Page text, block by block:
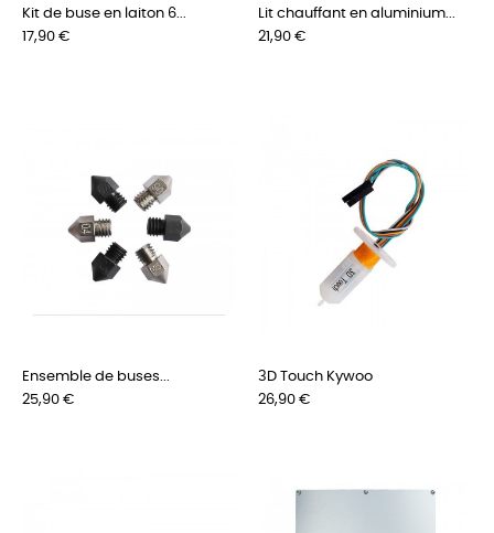
Kit de buse en laiton 6...
Prix
17,90 €
Lit chauffant en aluminium...
Prix
21,90 €
Ensemble de buses...
Prix
25,90 €
3D Touch Kywoo
Prix
26,90 €